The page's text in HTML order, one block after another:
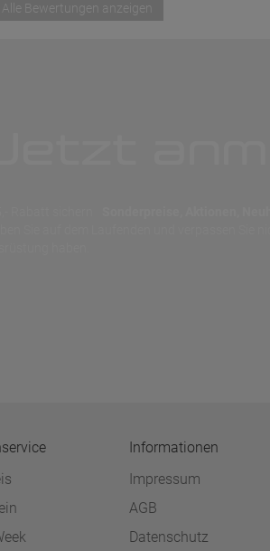
Alle Bewertungen anzeigen
Informationen
Impressum
AGB
Datenschutz